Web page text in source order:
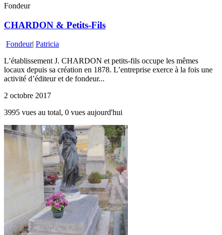
Fondeur
CHARDON & Petits-Fils
Fondeur| Patricia
L’établissement J. CHARDON et petits-fils occupe les mêmes
locaux depuis sa création en 1878. L’entreprise exerce à la fois une
activité d’éditeur et de fondeur...
2 octobre 2017
3995 vues au total, 0 vues aujourd'hui